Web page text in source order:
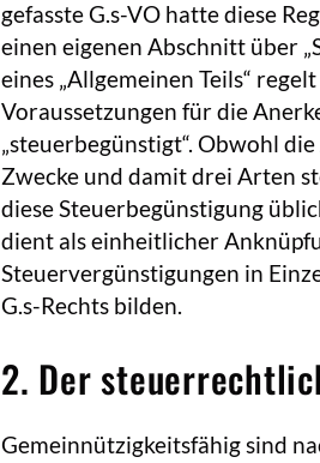
gefasste G.s-VO hatte diese
einen eigenen Abschnitt über
eines „Allgemeinen Teils“
Voraussetzungen für die
„steuerbegünstigt“. Obwohl
Zwecke und damit drei Arten
diese Steuerbegünstigung
dient als einheitlicher
Steuervergünstigungen in
G.s-Rechts bilden.
2. Der
Gemeinnützigkeitsfähig sind